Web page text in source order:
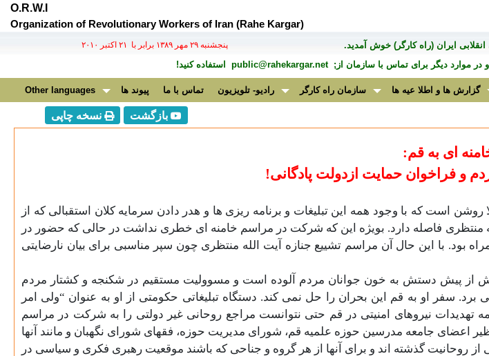
O.R.W.I
Organization of Revolutionary Workers of Iran (Rahe Kargar)
ايران (راه کارگر) خوش آمديد. پنجشنبه ۲۹ مهر ۱۳۸۹ برابر با ۲۱ اکتبر ۲۰۱۰
و در موارد ديگر برای تماس با سازمان از;public@rahekargar.net استفاده کنید!
گزارش ها و اطلا عیه ها سازمان راه کارگر رادیو- تلویزیون تماس با ما پیوند ها Other languages
بازگشت نسخه چاپی
ای به قم:
و فراخوان حمایت ازدولت پادگانی!
است که با وجود همه این تبلیغات و برنامه ریزی ها و هدر دادن سرمایه کلان استقبالی که از
فاصله دارد. بویژه این که شرکت در مراسم خامنه ای خطری نداشت در حالی که حضور در
با این حال آن مراسم تشییع جنازه آیت الله منتظری چون سپر مناسبی برای بیان نارضایتی
از پیش دستش به خون جوانان مردم آلوده است و مسوولیت مستقیم در شکنجه و کشتار مردم
سفر او به قم این بحران را حل نمی کند. دستگاه تبلیغاتی حکومتی از او به عنوان “ولی امر
نیروهای امنیتی در قم حتی نتوانست مراجع روحانی غیر دولتی را به شرکت در مراسم
اعضای جامعه مدرسين حوزه علميه قم، شورای مديريت حوزه، فقهای شورای نگهبان و مانند آنها
از روحانیت گذشته اند و برای آنها از هر گروه و جناحی که باشند موقعیت رهبری فکری و سیاسی در